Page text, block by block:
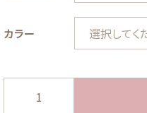
カラー
カートを確認する
セール